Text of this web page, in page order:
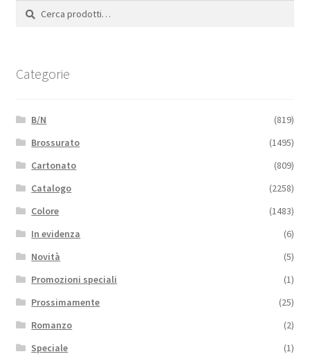
Cerca:
Cerca
Categorie
B/N
(819)
Brossurato
(1495)
Cartonato
(809)
Catalogo
(2258)
Colore
(1483)
In evidenza
(6)
Novità
(5)
Promozioni speciali
(1)
Prossimamente
(25)
Romanzo
(2)
Speciale
(1)